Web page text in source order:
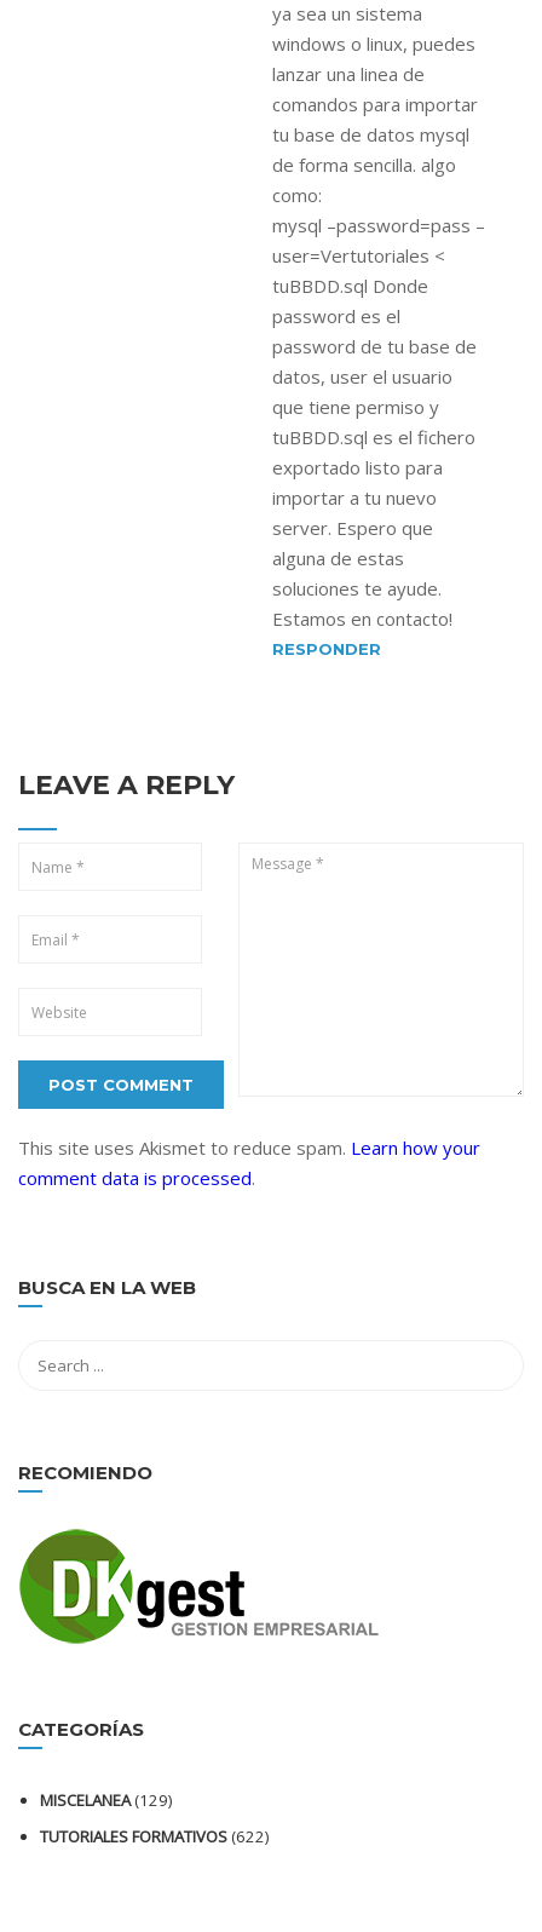
ya sea un sistema
windows o linux, puedes
lanzar una linea de
comandos para importar
tu base de datos mysql
de forma sencilla. algo
como:
mysql –password=pass –
user=Vertutoriales <
tuBBDD.sql Donde
password es el
password de tu base de
datos, user el usuario
que tiene permiso y
tuBBDD.sql es el fichero
exportado listo para
importar a tu nuevo
server. Espero que
alguna de estas
soluciones te ayude.
Estamos en contacto!
RESPONDER
LEAVE A REPLY
This site uses Akismet to reduce spam. Learn how your
comment data is processed.
BUSCA EN LA WEB
RECOMIENDO
CATEGORÍAS
MISCELANEA(129)
TUTORIALES FORMATIVOS(622)